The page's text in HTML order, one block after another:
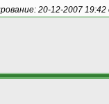
20-12-2007